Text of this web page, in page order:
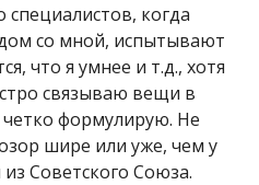
когда
со мной, испытывают
что я умнее и т.д., хотя
связываю вещи в
формулирую. Не
шире или уже, чем у
Советского Союза.